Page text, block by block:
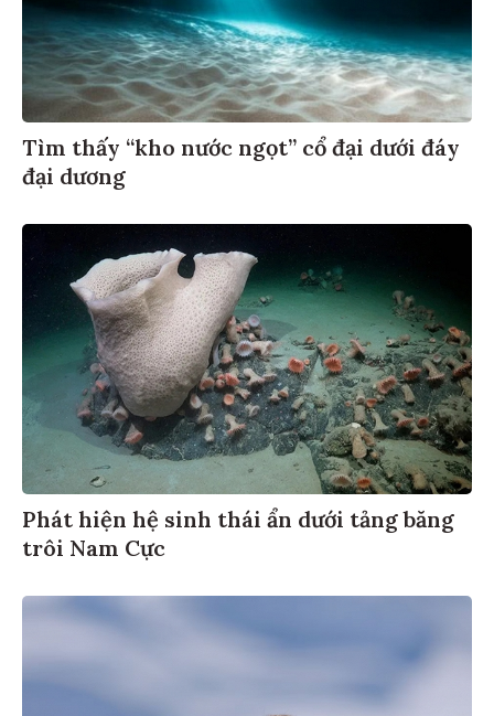
Tìm thấy “kho nước ngọt” cổ đại dưới đáy
đại dương
Phát hiện hệ sinh thái ẩn dưới tảng băng
trôi Nam Cực